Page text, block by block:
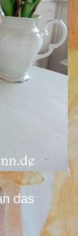
das